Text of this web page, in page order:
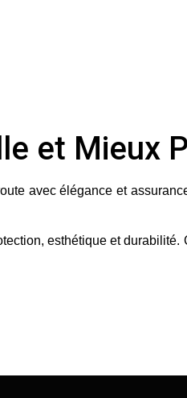
et Mieux
avec élégance et
esthétique et durabilité.